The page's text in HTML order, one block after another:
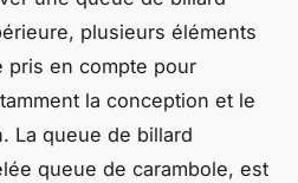
plusieurs éléments
pris en compte pour
la conception et le
La queue de billard
queue de carambole, est